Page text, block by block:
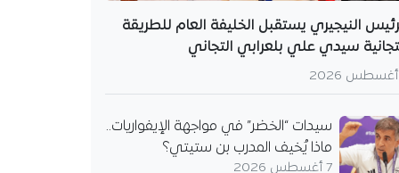
النيجيري يستقبل الخليفة العام للطريقة
سيدي علي بلعرابي التجاني
سيدات “الخضر” في مواجهة الإيفواريات..
ماذا يُخيف المدرب بن ستيتي؟
7 أغسطس 2026